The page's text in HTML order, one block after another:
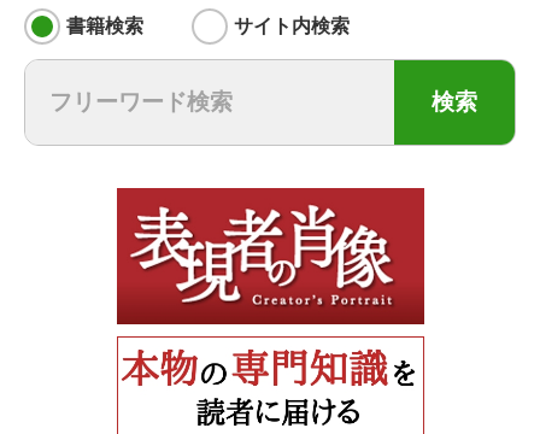
書籍検索 サイト内検索
検索